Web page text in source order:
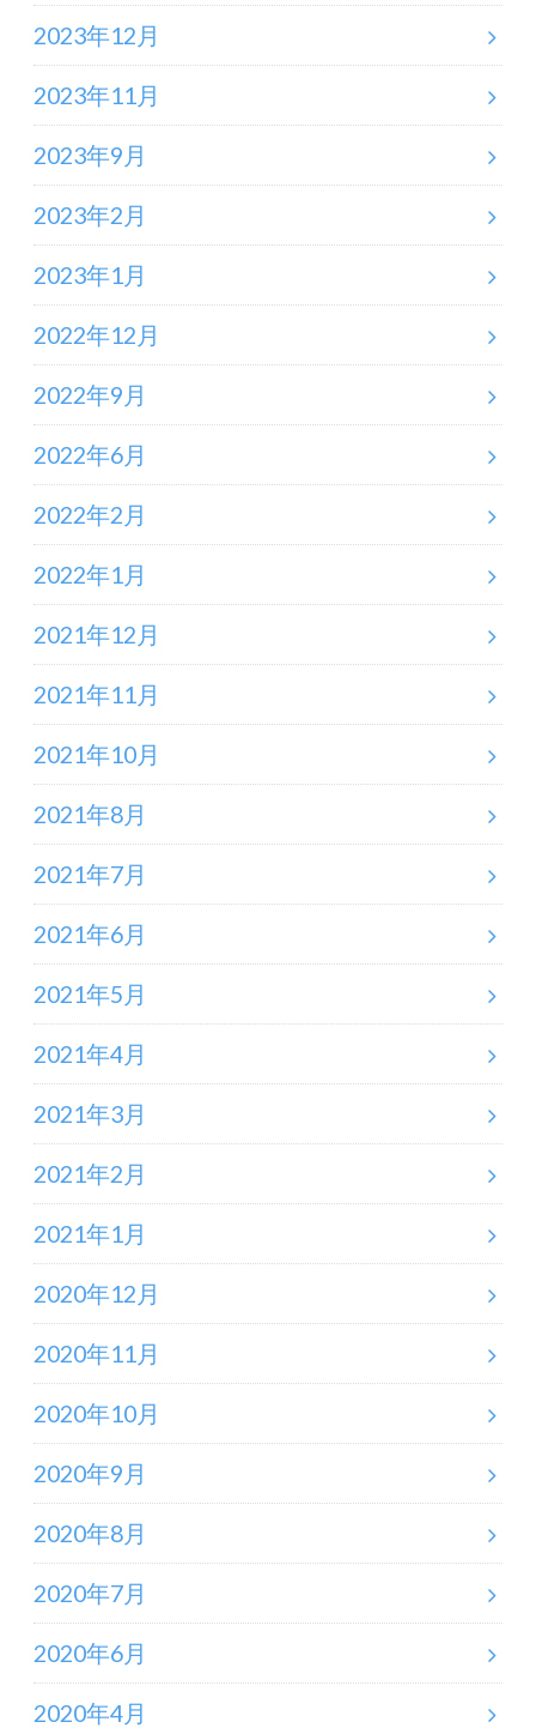
2023年12月
2023年11月
2023年9月
2023年2月
2023年1月
2022年12月
2022年9月
2022年6月
2022年2月
2022年1月
2021年12月
2021年11月
2021年10月
2021年8月
2021年7月
2021年6月
2021年5月
2021年4月
2021年3月
2021年2月
2021年1月
2020年12月
2020年11月
2020年10月
2020年9月
2020年8月
2020年7月
2020年6月
2020年4月